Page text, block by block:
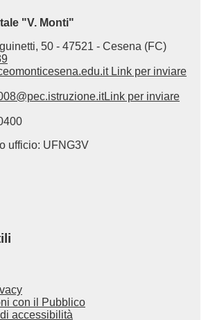
"V. Monti"
50 - 47521 - Cesena (FC)
Link per inviare
Link per inviare
ufficio: UFNG3V
con il Pubblico
accessibilità